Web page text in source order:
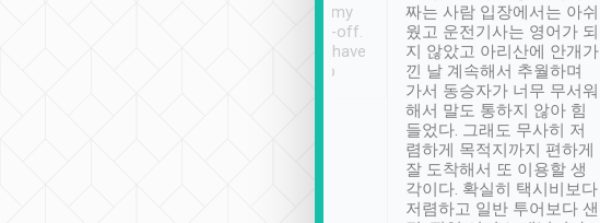
have safely arrived at my
destination after drop-off.
Definitely something I have
not seen elsewhere 👍
짜는 사람 입장에서는 아쉬
웠고 운전기사는 영어가 되
지 않았고 아리산에 안개가
낀 날 계속해서 추월하며
가서 동승자가 너무 무서워
해서 말도 통하지 않아 힘
들었다. 그래도 무사히 저
렴하게 목적지까지 편하게
잘 도착해서 또 이용할 생
각이다. 확실히 택시비보다
저렴하고 일반 투어보다 샌